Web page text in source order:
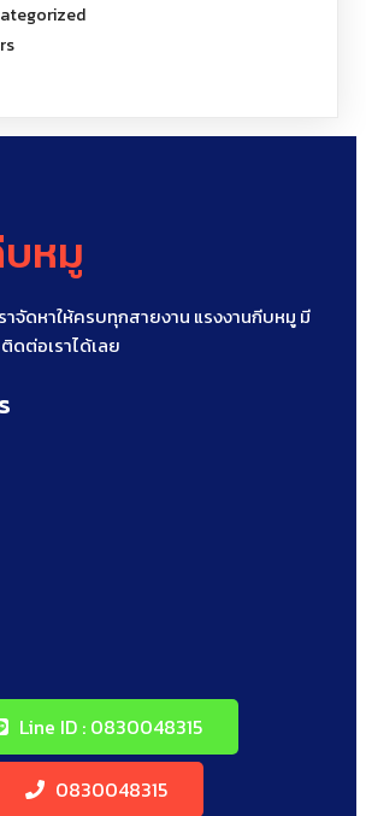
หมู
าจัดหาให้ครบทุกสายงาน แรงงานกีบหมู มี
ดต่อเราได้เลย
Line ID : 0830048315
0830048315